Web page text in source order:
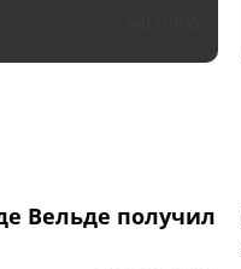
Вельде получил